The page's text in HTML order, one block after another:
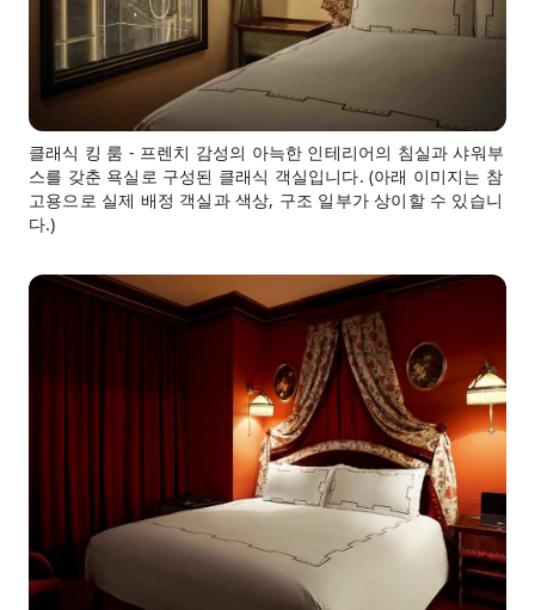
클래식 킹 룸 - 프렌치 감성의 아늑한 인테리어의 침실과 샤워부
스를 갖춘 욕실로 구성된 클래식 객실입니다. (아래 이미지는 참
고용으로 실제 배정 객실과 색상, 구조 일부가 상이할 수 있습니
다.)